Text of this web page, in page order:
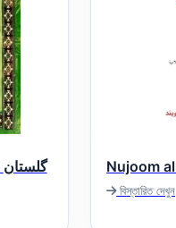
বিস্তারিত দেখুন